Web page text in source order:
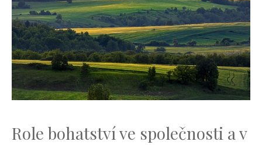
Role bohatství ve společnosti a v